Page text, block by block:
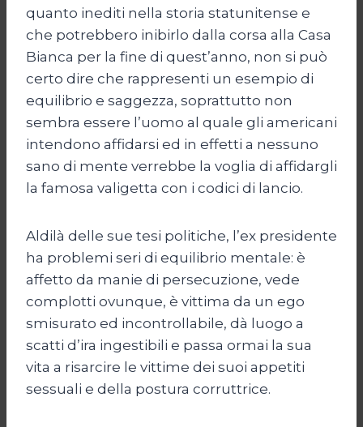
quanto inediti nella storia statunitense e
che potrebbero inibirlo dalla corsa alla Casa
Bianca per la fine di quest’anno, non si può
certo dire che rappresenti un esempio di
equilibrio e saggezza, soprattutto non
sembra essere l’uomo al quale gli americani
intendono affidarsi ed in effetti a nessuno
sano di mente verrebbe la voglia di affidargli
la famosa valigetta con i codici di lancio.
Aldilà delle sue tesi politiche, l’ex presidente
ha problemi seri di equilibrio mentale: è
affetto da manie di persecuzione, vede
complotti ovunque, è vittima da un ego
smisurato ed incontrollabile, dà luogo a
scatti d’ira ingestibili e passa ormai la sua
vita a risarcire le vittime dei suoi appetiti
sessuali e della postura corruttrice.